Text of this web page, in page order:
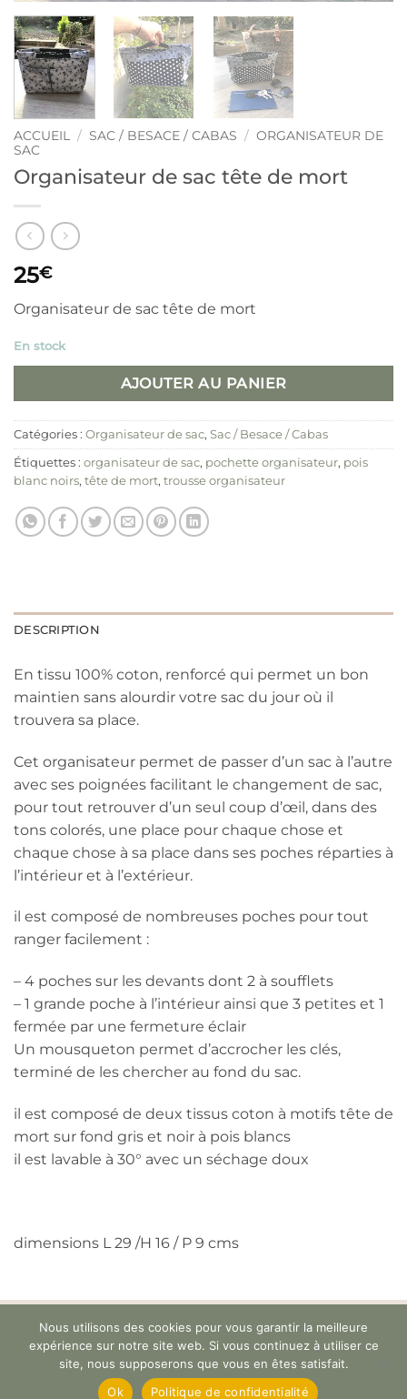
ACCUEIL / SAC / BESACE / CABAS / ORGANISATEUR DE
SAC
Organisateur de sac tête de mort
25€
Organisateur de sac tête de mort
En stock
AJOUTER AU PANIER
Catégories : Organisateur de sac, Sac / Besace / Cabas
Étiquettes : organisateur de sac, pochette organisateur, pois
blanc noirs, tête de mort, trousse organisateur
DESCRIPTION
En tissu 100% coton, renforcé qui permet un bon
maintien sans alourdir votre sac du jour où il
trouvera sa place.
Cet organisateur permet de passer d’un sac à l’autre
avec ses poignées facilitant le changement de sac,
pour tout retrouver d’un seul coup d’œil, dans des
tons colorés, une place pour chaque chose et
chaque chose à sa place dans ses poches réparties à
l’intérieur et à l’extérieur.
il est composé de nombreuses poches pour tout
ranger facilement :
– 4 poches sur les devants dont 2 à soufflets
– 1 grande poche à l’intérieur ainsi que 3 petites et 1
fermée par une fermeture éclair
Un mousqueton permet d’accrocher les clés,
terminé de les chercher au fond du sac.
il est composé de deux tissus coton à motifs tête de
mort sur fond gris et noir à pois blancs
il est lavable à 30° avec un séchage doux
dimensions L 29 /H 16 / P 9 cms
À PROPOS CONTACT
FAQ
CONDITIONS GÉNÉRALES DE VENTE
POLITIQUE DE CONFIDENTIALITÉ
Copyright Atelier d'Odile 2026 © SIREN 892 073 404 RM 38
Nous utilisons des cookies pour vous garantir la meilleure
expérience sur notre site web. Si vous continuez à utiliser ce
site, nous supposerons que vous en êtes satisfait.
Ok
Politique de confidentialité